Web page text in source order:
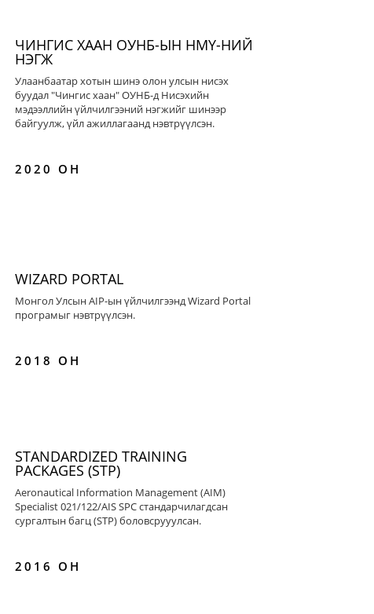
ЧИНГИС ХААН ОУНБ-ЫН НМҮ-НИЙ
НЭГЖ
Улаанбаатар хотын шинэ олон улсын нисэх
буудал "Чингис хаан" ОУНБ-д Нисэхийн
мэдээллийн үйлчилгээний нэгжийг шинээр
байгуулж, үйл ажиллагаанд нэвтрүүлсэн.
2020 ОН
WIZARD PORTAL
Монгол Улсын AIP-ын үйлчилгээнд Wizard Portal
програмыг нэвтрүүлсэн.
2018 ОН
STANDARDIZED TRAINING
PACKAGES (STP)
Aeronautical Information Management (AIM)
Specialist 021/122/AIS SPC стандарчилагдсан
сургалтын багц (STP) боловсрууулсан.
2016 ОН